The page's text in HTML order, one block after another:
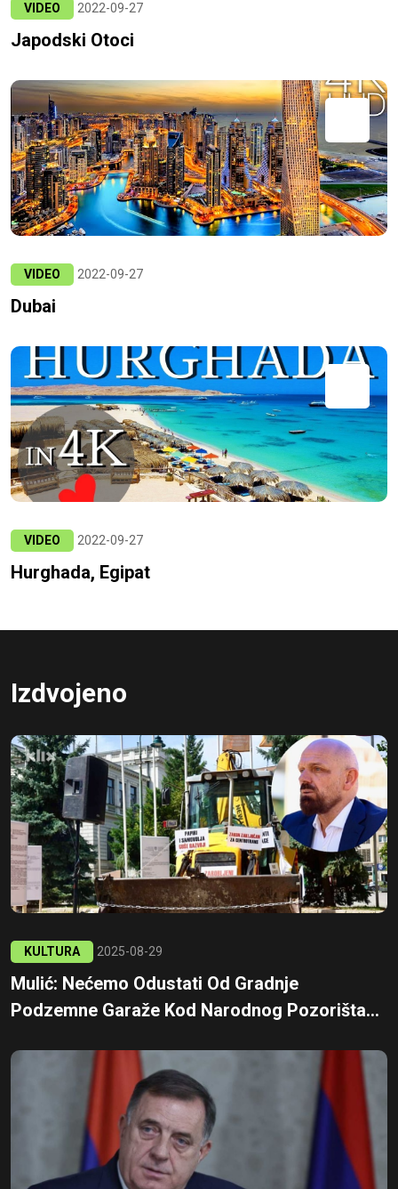
VIDEO 2022-09-27
Japodski Otoci
VIDEO 2022-09-27
Dubai
VIDEO 2022-09-27
Hurghada, Egipat
Izdvojeno
KULTURA 2025-08-29
Mulić: Nećemo Odustati Od Gradnje
Podzemne Garaže Kod Narodnog Pozorišta...